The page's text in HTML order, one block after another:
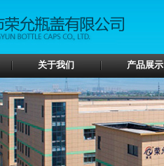
关于我们 产品展示